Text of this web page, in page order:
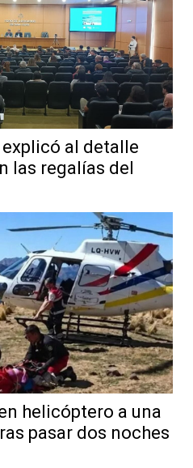
al detalle
las regalías del
helicóptero a una
pasar dos noches